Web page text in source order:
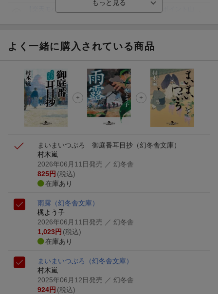
ト山分け
エントリー＆3,000円以上購入で無料データSIM（3GB/月プ
ラン）が当たる！
楽天モバイル紹介キャンペーンの拡散で300円OFFクーポン
進呈
よく一緒に購入されている商品
まいまいつぶろ 御庭番耳目抄 （幻冬舎文庫）
村木嵐
2026年06月11日発売 ／ 幻冬舎
825円 (税込)
在庫あり
雨露 （幻冬舎文庫）
梶よう子
2026年06月11日発売 ／ 幻冬舎
1,023円 (税込)
在庫あり
まいまいつぶろ
（幻冬舎文庫）
村木嵐
2025年06月12日発売 ／ 幻冬舎
924円 (税込)